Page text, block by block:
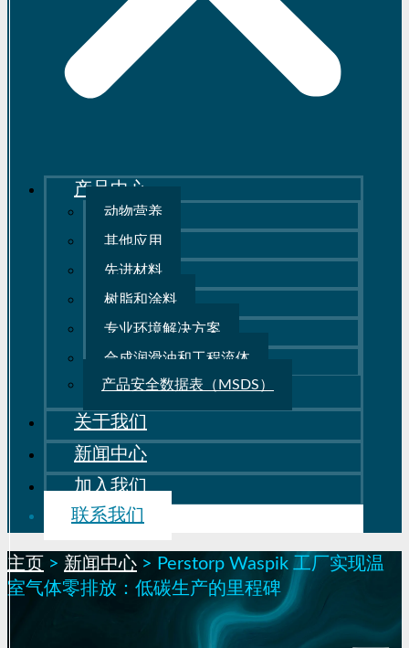
产品中心
动物营养
其他应用
先进材料
树脂和涂料
专业环境解决方案
合成润滑油和工程流体
产品安全数据表（MSDS）
关于我们
新闻中心
加入我们
联系我们
主页 > 新闻中心 > Perstorp Waspik 工厂实现温
室气体零排放：低碳生产的里程碑